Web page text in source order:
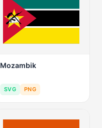
Mozambik
SVG PNG